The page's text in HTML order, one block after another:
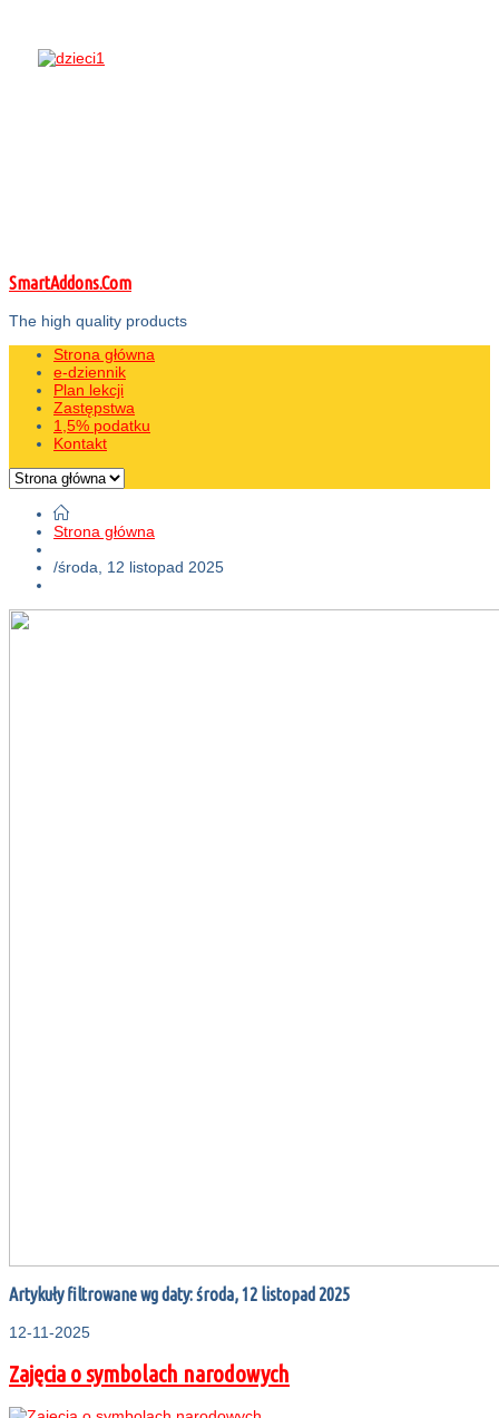
SmartAddons.Com
The high quality products
Strona główna
e-dziennik
Plan lekcji
Zastępstwa
1,5% podatku
Kontakt
Strona główna
/środa, 12 listopad 2025
Artykuły filtrowane wg daty: środa, 12 listopad 2025
12-11-2025
Zajęcia o symbolach narodowych